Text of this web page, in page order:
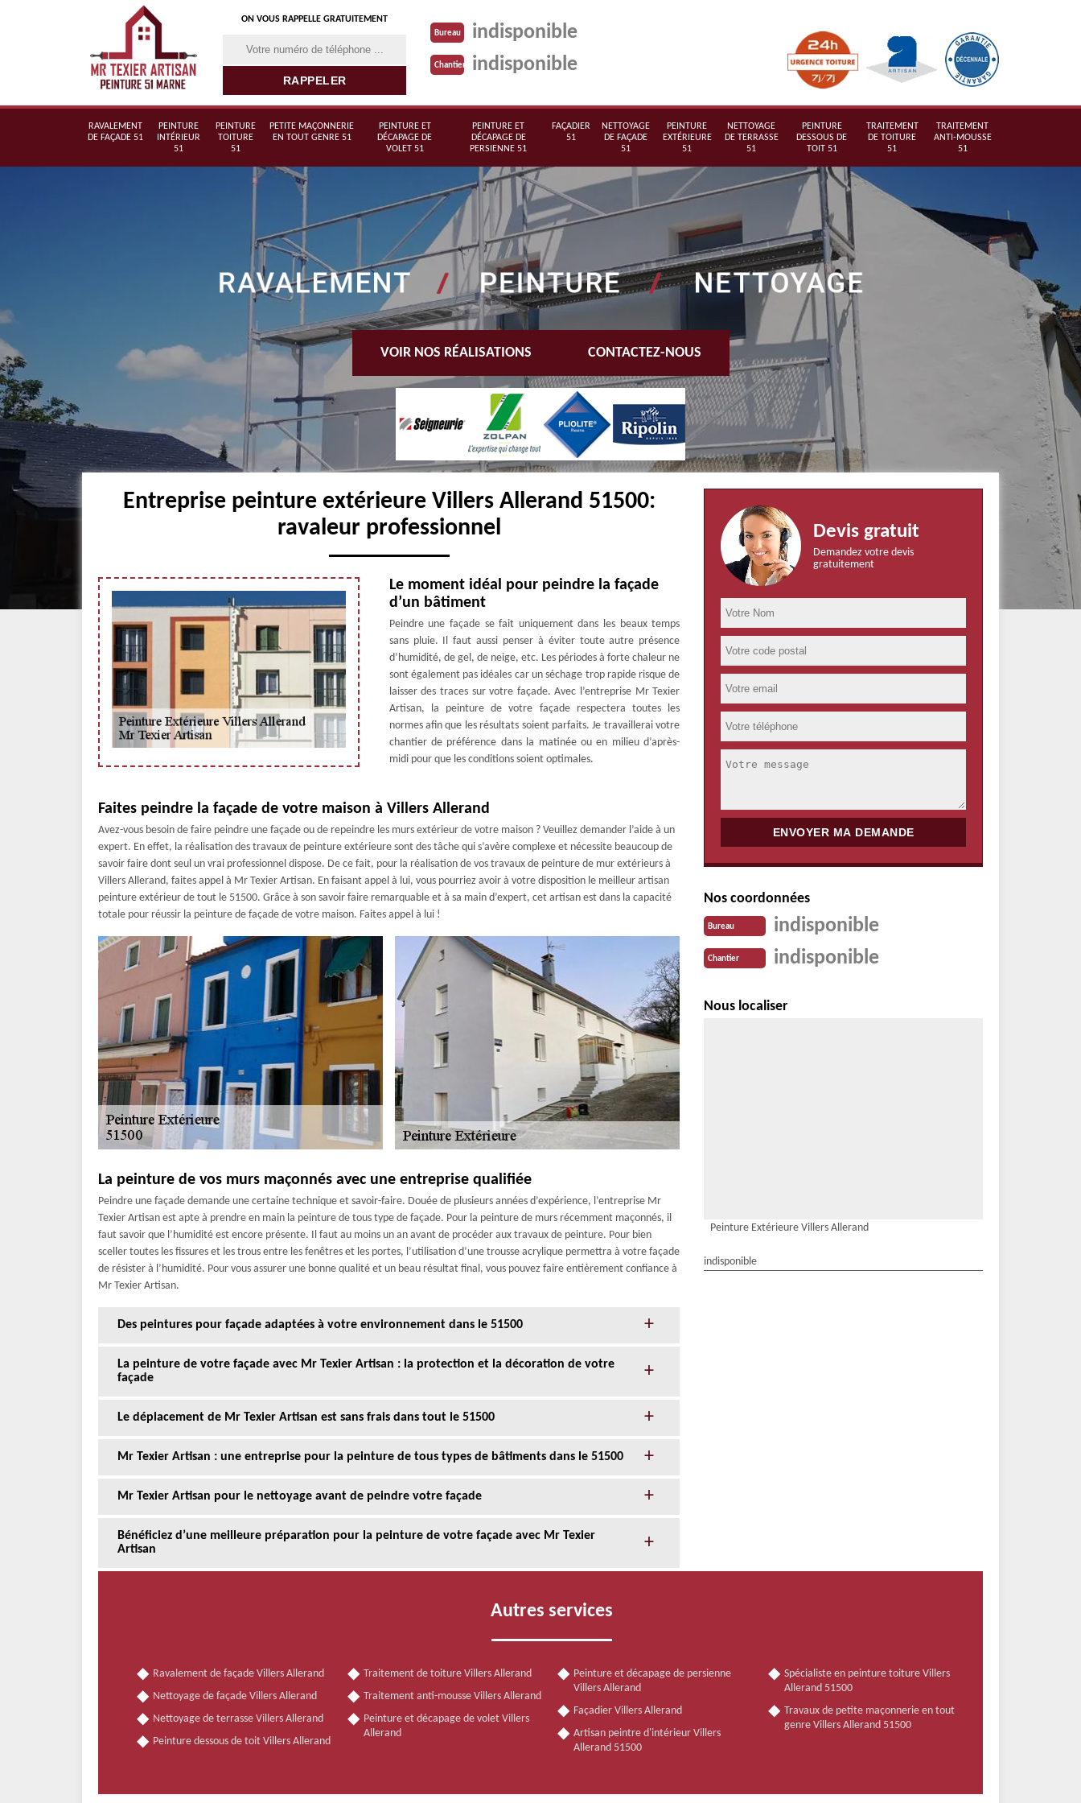
ON VOUS RAPPELLE GRATUITEMENT
Bureau indisponible
Chantier indisponible
RAVALEMENT
DE FAÇADE 51
PEINTURE
INTÉRIEUR
51
PEINTURE
TOITURE
51
PETITE MAÇONNERIE
EN TOUT GENRE 51
PEINTURE ET
DÉCAPAGE DE
VOLET 51
PEINTURE ET
DÉCAPAGE DE
PERSIENNE 51
FAÇADIER
51
NETTOYAGE
DE FAÇADE
51
PEINTURE
EXTÉRIEURE
51
NETTOYAGE
DE TERRASSE
51
PEINTURE
DESSOUS DE
TOIT 51
TRAITEMENT
DE TOITURE
51
TRAITEMENT
ANTI-MOUSSE
51
VOIR NOS RÉALISATIONS CONTACTEZ-NOUS
Entreprise peinture extérieure Villers Allerand 51500:
ravaleur professionnel
Le moment idéal pour peindre la façade
d’un bâtiment
Peindre une façade se fait uniquement dans les beaux temps
sans pluie. Il faut aussi penser à éviter toute autre présence
d’humidité, de gel, de neige, etc. Les périodes à forte chaleur ne
sont également pas idéales car un séchage trop rapide risque de
laisser des traces sur votre façade. Avec l’entreprise Mr Texier
Artisan, la peinture de votre façade respectera toutes les
normes afin que les résultats soient parfaits. Je travaillerai votre
chantier de préférence dans la matinée ou en milieu d’après-
midi pour que les conditions soient optimales.
Faites peindre la façade de votre maison à Villers Allerand
Avez-vous besoin de faire peindre une façade ou de repeindre les murs extérieur de votre maison ? Veuillez demander l’aide à un
expert. En effet, la réalisation des travaux de peinture extérieure sont des tâche qui s’avère complexe et nécessite beaucoup de
savoir faire dont seul un vrai professionnel dispose. De ce fait, pour la réalisation de vos travaux de peinture de mur extérieurs à
Villers Allerand, faites appel à Mr Texier Artisan. En faisant appel à lui, vous pourriez avoir à votre disposition le meilleur artisan
peinture extérieur de tout le 51500. Grâce à son savoir faire remarquable et à sa main d’expert, cet artisan est dans la capacité
totale pour réussir la peinture de façade de votre maison. Faites appel à lui !
La peinture de vos murs maçonnés avec une entreprise qualifiée
Peindre une façade demande une certaine technique et savoir-faire. Douée de plusieurs années d’expérience, l’entreprise Mr
Texier Artisan est apte à prendre en main la peinture de tous type de façade. Pour la peinture de murs récemment maçonnés, il
faut savoir que l’humidité est encore présente. Il faut au moins un an avant de procéder aux travaux de peinture. Pour bien
sceller toutes les fissures et les trous entre les fenêtres et les portes, l’utilisation d’une trousse acrylique permettra à votre façade
de résister à l’humidité. Pour vous assurer une bonne qualité et un beau résultat final, vous pouvez faire entièrement confiance à
Mr Texier Artisan.
Des peintures pour façade adaptées à votre environnement dans le 51500
La peinture de votre façade avec Mr Texier Artisan : la protection et la décoration de votre
façade
Le déplacement de Mr Texier Artisan est sans frais dans tout le 51500
Mr Texier Artisan : une entreprise pour la peinture de tous types de bâtiments dans le 51500
Mr Texier Artisan pour le nettoyage avant de peindre votre façade
Bénéficiez d’une meilleure préparation pour la peinture de votre façade avec Mr Texier
Artisan
Devis gratuit
Demandez votre devis
gratuitement
Nos coordonnées
Bureau indisponible
Chantier indisponible
Nous localiser
Peinture Extérieure Villers Allerand
indisponible
Autres services
Ravalement de façade Villers Allerand
Nettoyage de façade Villers Allerand
Nettoyage de terrasse Villers Allerand
Peinture dessous de toit Villers Allerand
Traitement de toiture Villers Allerand
Traitement anti-mousse Villers Allerand
Peinture et décapage de volet Villers
Allerand
Peinture et décapage de persienne
Villers Allerand
Façadier Villers Allerand
Artisan peintre d'intérieur Villers
Allerand 51500
Spécialiste en peinture toiture Villers
Allerand 51500
Travaux de petite maçonnerie en tout
genre Villers Allerand 51500